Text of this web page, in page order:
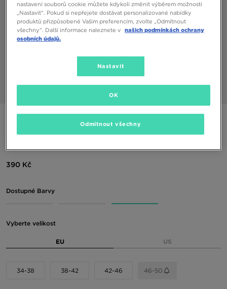
Speciální produkt
NIKE PONOŽKY 3PPK VALUE COTTON CREW
390 Kč
Dostupné Barvy
Vyberte velikost
EU US
34-38 38-42 42-46 46-50
nastavení souborů cookie můžete kdykoli změnit výběrem možnosti
„Nastavit“. Pokud si nepřejete dostávat personalizované nabídky
produktů přizpůsobené Vašim preferencím, zvolte „Odmítnout
všechny“. Další informace naleznete v našich podmínkách ochrany
osobních údajů.
Nastavit
Odmítnout všechny
OK